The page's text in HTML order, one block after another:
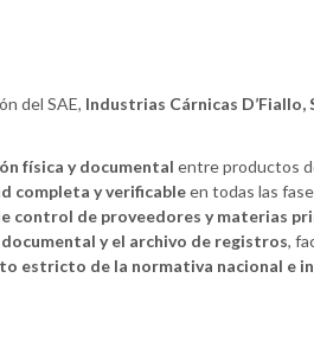
del SAE, Industrias Cárnicas D’Fiallo,
física y documental entre productos
completa y verificableen todas las
control de proveedores y materias
y el archivo de registros,
estricto de la normativa nacional e